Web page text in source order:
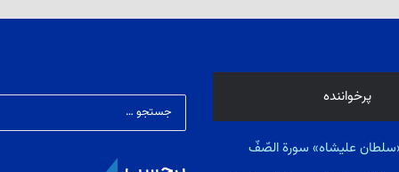
پرخواننده
علیشاه» سورة الصّفّ